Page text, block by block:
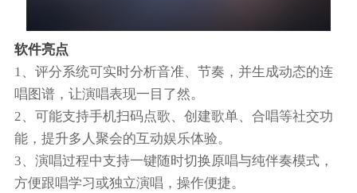
软件亮点
1、评分系统可实时分析音准、节奏，并生成动态的连
唱图谱，让演唱表现一目了然。
2、可能支持手机扫码点歌、创建歌单、合唱等社交功
能，提升多人聚会的互动娱乐体验。
3、演唱过程中支持一键随时切换原唱与纯伴奏模式，
方便跟唱学习或独立演唱，操作便捷。